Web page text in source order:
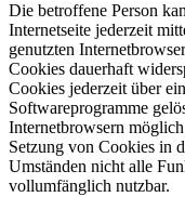
Die betroffene Person
Internetseite jederzeit
genutzten
Cookies dauerhaft
Cookies jederzeit über
Softwareprogramme
Internetbrowsern
Setzung von Cookies in
Umständen nicht alle
vollumfänglich nutzbar.